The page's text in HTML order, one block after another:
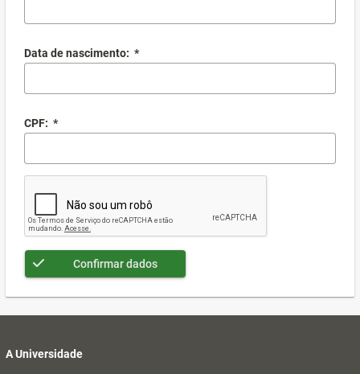
Data de nascimento: *
CPF: *
Confirmar dados
A Universidade